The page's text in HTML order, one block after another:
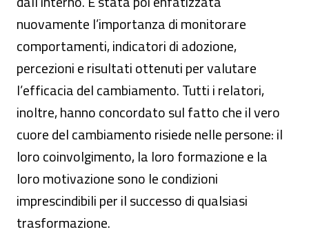
nuovamente l’importanza di monitorare
comportamenti, indicatori di adozione,
percezioni e risultati ottenuti per valutare
l’efficacia del cambiamento. Tutti i relatori,
inoltre, hanno concordato sul fatto che il vero
cuore del cambiamento risiede nelle persone: il
loro coinvolgimento, la loro formazione e la
loro motivazione sono le condizioni
imprescindibili per il successo di qualsiasi
trasformazione.